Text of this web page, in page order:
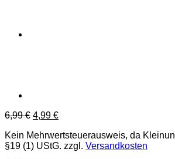
6,99€ Ursprünglicher
war:
6,99 €
4,99 €Aktueller
ist:
4,99 €.
Kein Mehrwertsteuerausweis, da
§19 (1) UStG. zzgl. Versandkosten